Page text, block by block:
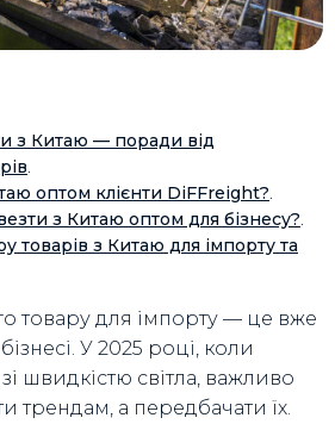
з Китаю — поради від
.
оптом клієнти DiFFreight?.
з Китаю оптом для бізнесу?.
товарів з Китаю для імпорту та
товару для імпорту — це вже
У 2025 році, коли
швидкістю світла, важливо
трендам, а передбачати їх.